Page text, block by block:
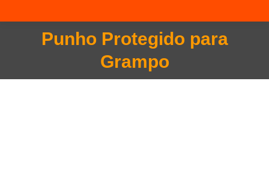
Punho Protegido para
Grampo
Você está aqui: